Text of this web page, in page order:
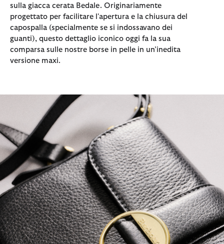
sulla giacca cerata Bedale. Originariamente
progettato per facilitare l'apertura e la chiusura del
capospalla (specialmente se si indossavano dei
guanti), questo dettaglio iconico oggi fa la sua
comparsa sulle nostre borse in pelle in un’inedita
versione maxi.